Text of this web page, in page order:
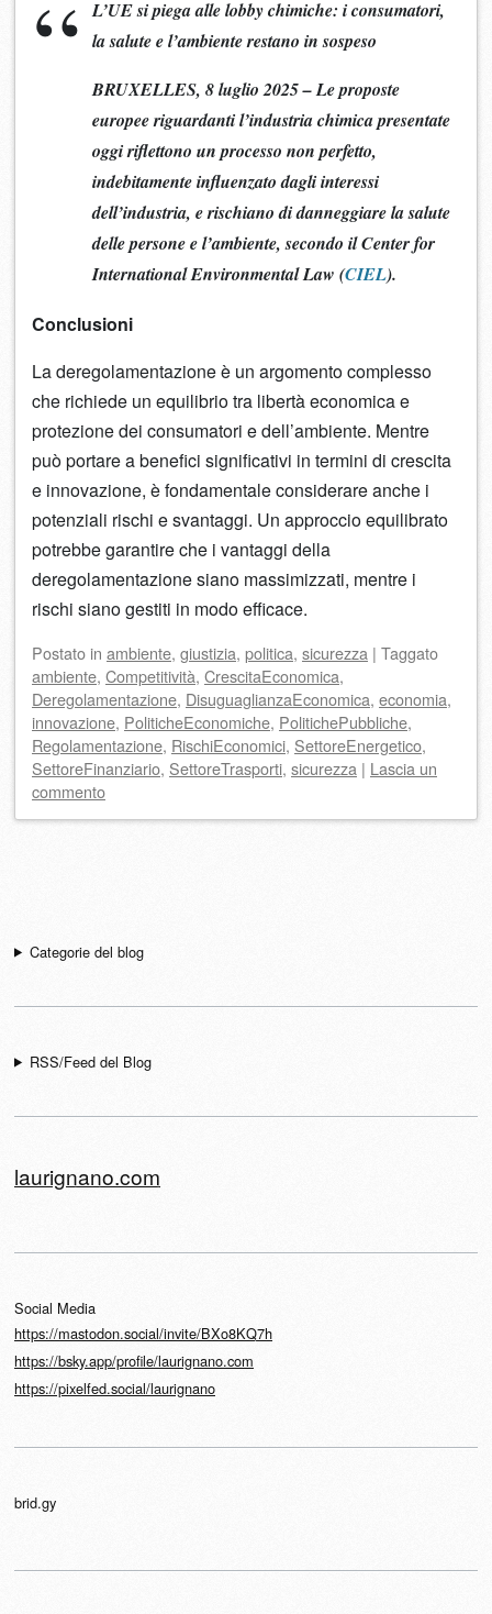
L’UE si piega alle lobby chimiche: i consumatori,
la salute e l’ambiente restano in sospeso
BRUXELLES, 8 luglio 2025 – Le proposte
europee riguardanti l’industria chimica presentate
oggi riflettono un processo non perfetto,
indebitamente influenzato dagli interessi
dell’industria, e rischiano di danneggiare la salute
delle persone e l’ambiente, secondo il Center for
International Environmental Law (CIEL).
Conclusioni
La deregolamentazione è un argomento complesso
che richiede un equilibrio tra libertà economica e
protezione dei consumatori e dell’ambiente. Mentre
può portare a benefici significativi in termini di crescita
e innovazione, è fondamentale considerare anche i
potenziali rischi e svantaggi. Un approccio equilibrato
potrebbe garantire che i vantaggi della
deregolamentazione siano massimizzati, mentre i
rischi siano gestiti in modo efficace.
Postato in ambiente, giustizia, politica, sicurezza | Taggato
ambiente, Competitività, CrescitaEconomica,
Deregolamentazione, DisuguaglianzaEconomica, economia,
innovazione, PoliticheEconomiche, PolitichePubbliche,
Regolamentazione, RischiEconomici, SettoreEnergetico,
SettoreFinanziario, SettoreTrasporti, sicurezza | Lascia un
commento
Categorie del blog
RSS/Feed del Blog
laurignano.com
Social Media
https://mastodon.social/invite/BXo8KQ7h
https://bsky.app/profile/laurignano.com
https://pixelfed.social/laurignano
brid.gy